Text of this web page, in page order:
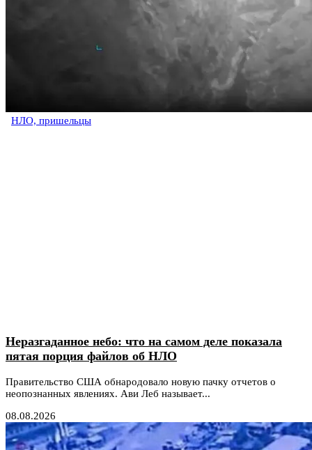
НЛО, пришельцы
Неразгаданное небо: что на самом деле показала
пятая порция файлов об НЛО
Правительство США обнародовало новую пачку отчетов о
неопознанных явлениях. Ави Леб называет...
08.08.2026